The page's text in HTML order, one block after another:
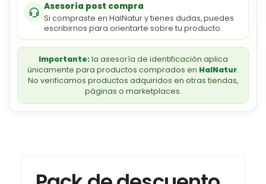
Asesoría post compra
Si compraste en HalNatur y tienes dudas, puedes
escribirnos para orientarte sobre tu producto.
Importante:la asesoría de identificación aplica
únicamente para productos comprados en HalNatur.
No verificamos productos adquiridos en otras tiendas,
páginas o marketplaces.